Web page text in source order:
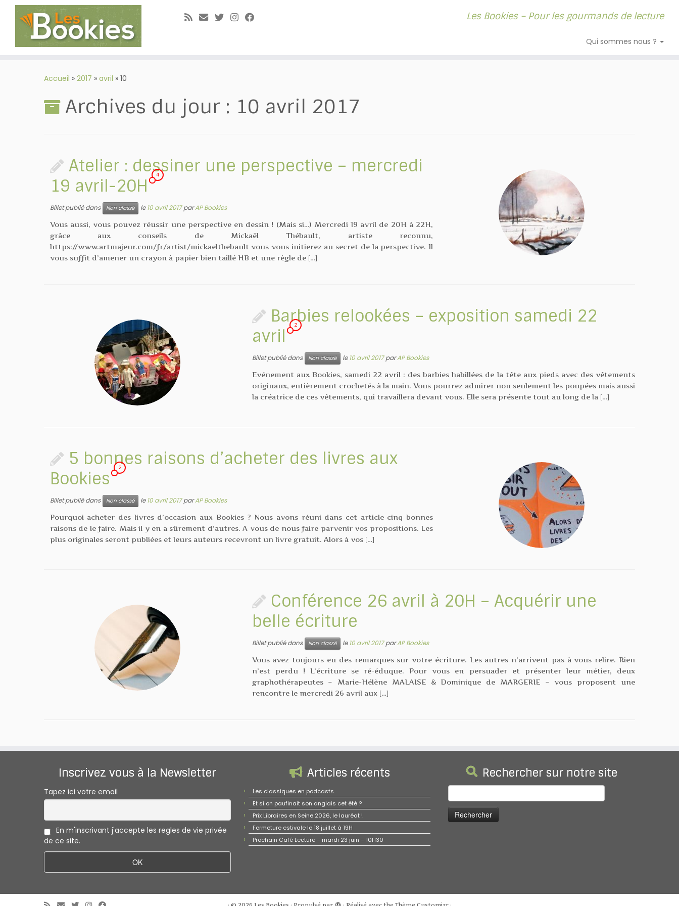
Les Bookies – Pour les gourmands de lecture
Qui sommes nous ?
Accueil » 2017 » avril » 10
Archives du jour : 10 avril 2017
Atelier : dessiner une perspective – mercredi
19 avril-20H
4
Billet publié dans Non classé le10 avril 2017 parAP Bookies
Vous aussi, vous pouvez réussir une perspective en dessin ! (Mais si…) Mercredi 19 avril de 20H à 22H,
grâce aux conseils de Mickaël Thébault, artiste reconnu,
https://www.artmajeur.com/fr/artist/mickaelthebault vous vous initierez au secret de la perspective. Il
vous suffit d’amener un crayon à papier bien taillé HB et une règle de […]
Barbies relookées – exposition samedi 22
avril
2
Billet publié dans Non classé le10 avril 2017 parAP Bookies
Evénement aux Bookies, samedi 22 avril : des barbies habillées de la tête aux pieds avec des vêtements
originaux, entièrement crochetés à la main. Vous pourrez admirer non seulement les poupées mais aussi
la créatrice de ces vêtements, qui travaillera devant vous. Elle sera présente tout au long de la […]
5 bonnes raisons d’acheter des livres aux
Bookies
2
Billet publié dans Non classé le10 avril 2017 parAP Bookies
Pourquoi acheter des livres d’occasion aux Bookies ? Nous avons réuni dans cet article cinq bonnes
raisons de le faire. Mais il y en a sûrement d’autres. A vous de nous faire parvenir vos propositions. Les
plus originales seront publiées et leurs auteurs recevront un livre gratuit. Alors à vos […]
Conférence 26 avril à 20H – Acquérir une
belle écriture
Billet publié dans Non classé le10 avril 2017 parAP Bookies
Vous avez toujours eu des remarques sur votre écriture. Les autres n’arrivent pas à vous relire. Rien
n’est perdu ! L’écriture se ré-éduque. Pour vous en persuader et présenter leur métier, deux
graphothérapeutes – Marie-Hélène MALAISE & Dominique de MARGERIE – vous proposent une
rencontre le mercredi 26 avril aux […]
Inscrivez vous à la Newsletter
Tapez ici votre email
En m'inscrivant j'accepte les regles de vie privée
de ce site.
Articles récents
Les classiques en podcasts
Et si on paufinait son anglais cet été ?
Prix Libraires en Seine 2026, le lauréat !
Fermeture estivale le 18 juillet à 19H
Prochain Café Lecture – mardi 23 juin – 10H30
Rechercher sur notre site